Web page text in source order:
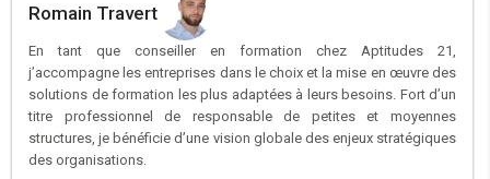
Romain Travert
En tant que conseiller en formation chez Aptitudes 21,
j’accompagne les entreprises dans le choix et la mise en œuvre des
solutions de formation les plus adaptées à leurs besoins. Fort d’un
titre professionnel de responsable de petites et moyennes
structures, je bénéficie d’une vision globale des enjeux stratégiques
des organisations.